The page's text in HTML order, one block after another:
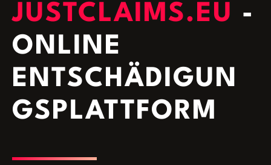
JUSTCLAIMS.EU -
ONLINE
ENTSCHÄDIGUN
GSPLATTFORM